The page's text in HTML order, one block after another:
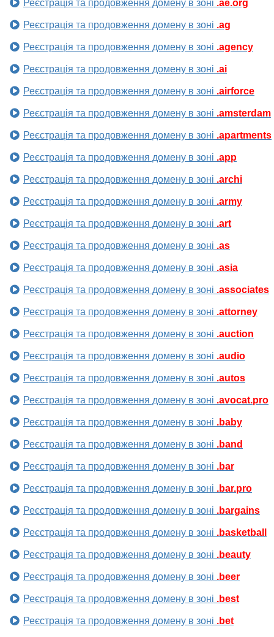
Реєстрація та продовження домену в зоні .ae.org
Реєстрація та продовження домену в зоні .ag
Реєстрація та продовження домену в зоні .agency
Реєстрація та продовження домену в зоні .ai
Реєстрація та продовження домену в зоні .airforce
Реєстрація та продовження домену в зоні .amsterdam
Реєстрація та продовження домену в зоні .apartments
Реєстрація та продовження домену в зоні .app
Реєстрація та продовження домену в зоні .archi
Реєстрація та продовження домену в зоні .army
Реєстрація та продовження домену в зоні .art
Реєстрація та продовження домену в зоні .as
Реєстрація та продовження домену в зоні .asia
Реєстрація та продовження домену в зоні .associates
Реєстрація та продовження домену в зоні .attorney
Реєстрація та продовження домену в зоні .auction
Реєстрація та продовження домену в зоні .audio
Реєстрація та продовження домену в зоні .autos
Реєстрація та продовження домену в зоні .avocat.pro
Реєстрація та продовження домену в зоні .baby
Реєстрація та продовження домену в зоні .band
Реєстрація та продовження домену в зоні .bar
Реєстрація та продовження домену в зоні .bar.pro
Реєстрація та продовження домену в зоні .bargains
Реєстрація та продовження домену в зоні .basketball
Реєстрація та продовження домену в зоні .beauty
Реєстрація та продовження домену в зоні .beer
Реєстрація та продовження домену в зоні .best
Реєстрація та продовження домену в зоні .bet